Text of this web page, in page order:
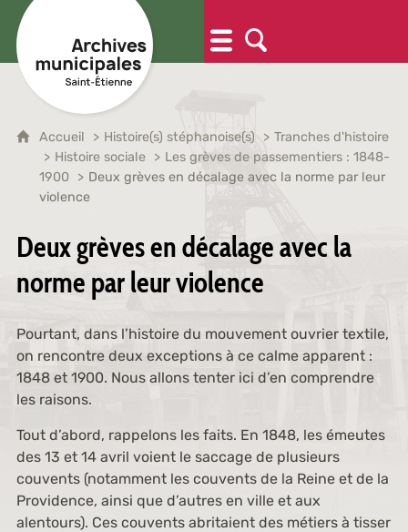
Accueil Histoire(s) stéphanoise(s)
Tranches d'histoire
Histoire sociale
Les grèves de passementiers : 1848-
1900
Deux grèves en décalage avec la norme par leur
violence
Deux grèves en décalage avec la
norme par leur violence
Pourtant, dans l’histoire du mouvement ouvrier textile,
on rencontre deux exceptions à ce calme apparent :
1848 et 1900. Nous allons tenter ici d’en comprendre
les raisons.
Tout d’abord, rappelons les faits. En 1848, les émeutes
des 13 et 14 avril voient le saccage de plusieurs
couvents (notamment les couvents de la Reine et de la
Providence, ainsi que d’autres en ville et aux
alentours). Ces couvents abritaient des métiers à tisser